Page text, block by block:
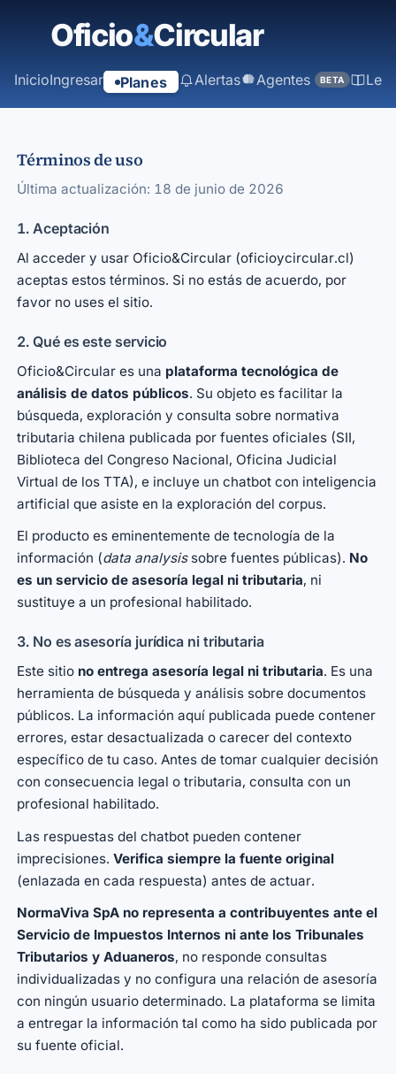
Inicio Alertas Agentes BETA
Ingresar Planes
Términos de uso
Última actualización: 18 de junio de 2026
1. Aceptación
Al acceder y usar Oficio&Circular (oficioycircular.cl)
aceptas estos términos. Si no estás de acuerdo, por
favor no uses el sitio.
2. Qué es este servicio
Oficio&Circular es una plataforma tecnológica de
análisis de datos públicos. Su objeto es facilitar la
búsqueda, exploración y consulta sobre normativa
tributaria chilena publicada por fuentes oficiales (SII,
Biblioteca del Congreso Nacional, Oficina Judicial
Virtual de los TTA), e incluye un chatbot con inteligencia
artificial que asiste en la exploración del corpus.
El producto es eminentemente de tecnología de la
información (data analysissobre fuentes públicas). No
es un servicio de asesoría legal ni tributaria, ni
sustituye a un profesional habilitado.
3. No es asesoría jurídica ni tributaria
Este sitio no entrega asesoría legal ni tributaria. Es una
herramienta de búsqueda y análisis sobre documentos
públicos. La información aquí publicada puede contener
errores, estar desactualizada o carecer del contexto
específico de tu caso. Antes de tomar cualquier decisión
con consecuencia legal o tributaria, consulta con un
profesional habilitado.
Las respuestas del chatbot pueden contener
imprecisiones.Verifica siempre la fuente original
(enlazada en cada respuesta) antes de actuar.
NormaViva SpA no representa a contribuyentes ante el
Servicio de Impuestos Internos ni ante los Tribunales
Tributarios y Aduaneros, no responde consultas
individualizadas y no configura una relación de asesoría
con ningún usuario determinado. La plataforma se limita
a entregar la información tal como ha sido publicada por
su fuente oficial.